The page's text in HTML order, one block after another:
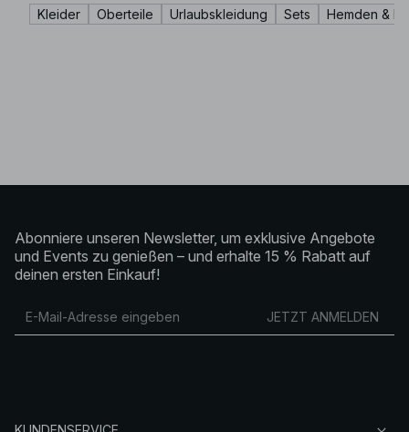
Kleider Oberteile Urlaubskleidung Sets Hemden &
Abonniere unseren Newsletter, um exklusive Angebote
und Events zu genießen – und erhalte 15 % Rabatt auf
deinen ersten Einkauf!
JETZT ANMELDEN